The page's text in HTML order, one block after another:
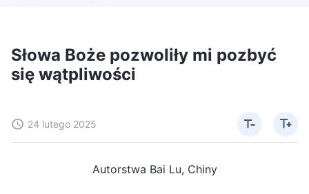
Słowa Boże pozwoliły mi pozbyć
się wątpliwości
24 lutego 2025
Autorstwa Bai Lu, Chiny